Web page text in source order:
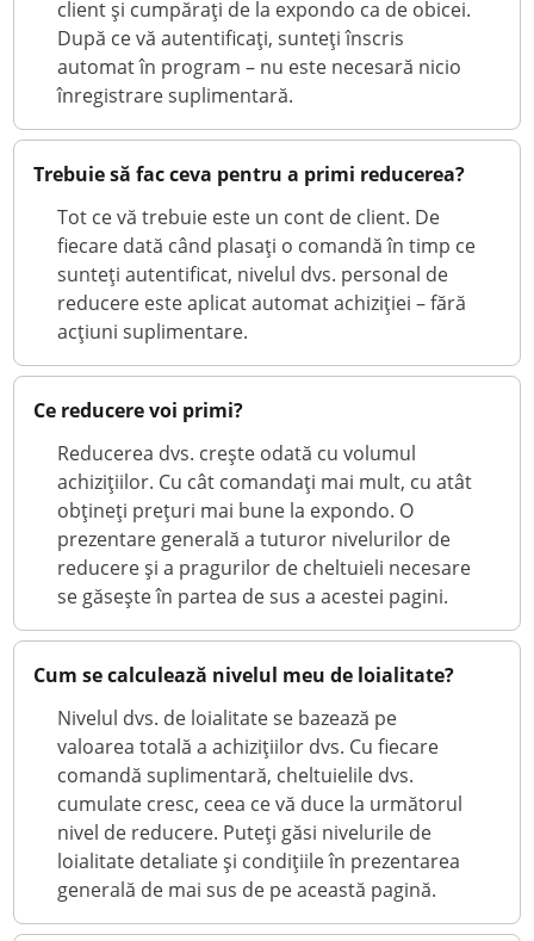
client și cumpărați de la expondo ca de obicei.
După ce vă autentificați, sunteți înscris
automat în program – nu este necesară nicio
înregistrare suplimentară.
Trebuie să fac ceva pentru a primi reducerea?
Tot ce vă trebuie este un cont de client. De
fiecare dată când plasați o comandă în timp ce
sunteți autentificat, nivelul dvs. personal de
reducere este aplicat automat achiziției – fără
acțiuni suplimentare.
Ce reducere voi primi?
Reducerea dvs. crește odată cu volumul
achizițiilor. Cu cât comandați mai mult, cu atât
obțineți prețuri mai bune la expondo. O
prezentare generală a tuturor nivelurilor de
reducere și a pragurilor de cheltuieli necesare
se găsește în partea de sus a acestei pagini.
Cum se calculează nivelul meu de loialitate?
Nivelul dvs. de loialitate se bazează pe
valoarea totală a achizițiilor dvs. Cu fiecare
comandă suplimentară, cheltuielile dvs.
cumulate cresc, ceea ce vă duce la următorul
nivel de reducere. Puteți găsi nivelurile de
loialitate detaliate și condițiile în prezentarea
generală de mai sus de pe această pagină.